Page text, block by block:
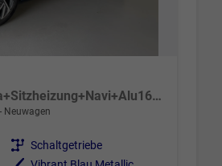
Family 1.0 T-GDI Kamera+Sitzheizung+Navi+Alu16+PDC+App-Connect
Neuwagen
Getriebe Schaltgetriebe